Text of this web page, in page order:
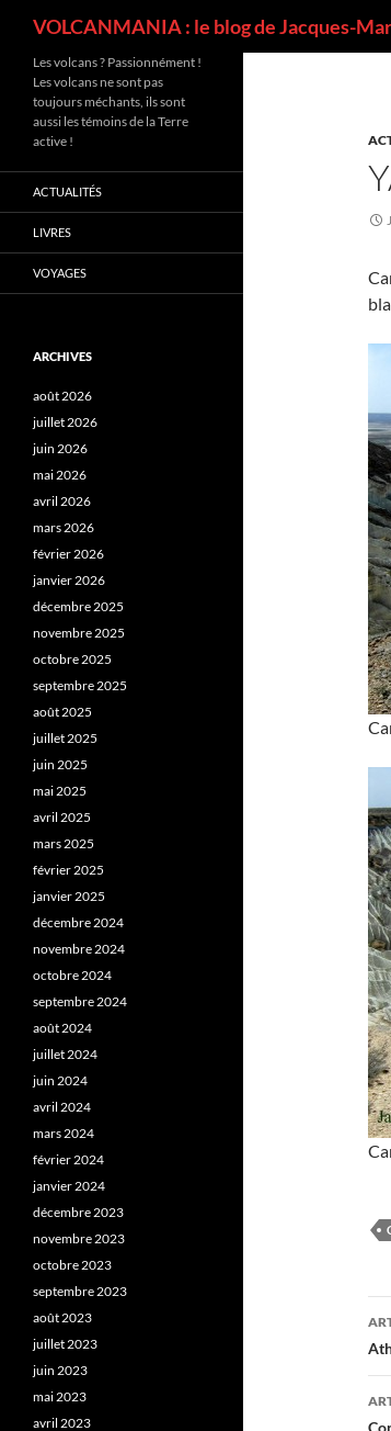
VOLCANMANIA : le blog de Jacques-
Les volcans ? Passionnément !
Les volcans ne sont pas
toujours méchants, ils sont
aussi les témoins de la Terre
active !
ACTUALITÉS
LIVRES
VOYAGES
ARCHIVES
août 2026
juillet 2026
juin 2026
mai 2026
avril 2026
mars 2026
février 2026
janvier 2026
décembre 2025
novembre 2025
octobre 2025
septembre 2025
août 2025
juillet 2025
juin 2025
mai 2025
avril 2025
mars 2025
février 2025
janvier 2025
décembre 2024
novembre 2024
octobre 2024
septembre 2024
août 2024
juillet 2024
juin 2024
avril 2024
mars 2024
février 2024
janvier 2024
décembre 2023
novembre 2023
octobre 2023
septembre 2023
août 2023
juillet 2023
juin 2023
mai 2023
avril 2023